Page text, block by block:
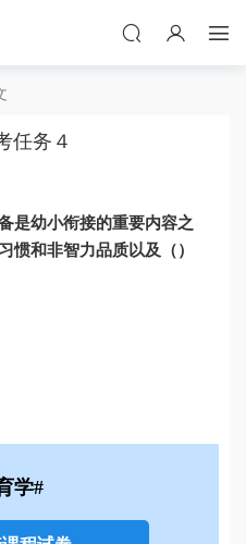
任务４
是幼小衔接的重要内容之
惯和非智力品质以及（）
学#